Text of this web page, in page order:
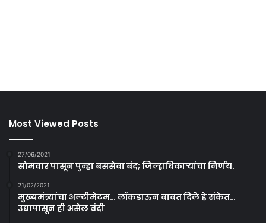
Most Viewed Posts
27/06/2021
सोमवार पासून पुन्हा बससेवा बंद; जिल्हाधिकाऱ्यांचा निर्णय.
21/02/2021
मुख्यमंत्र्यांचा अल्टीमेटम… लॉकडाऊन बाबत दिले हे संकेत…
उद्यापासून ही असेल बंदी